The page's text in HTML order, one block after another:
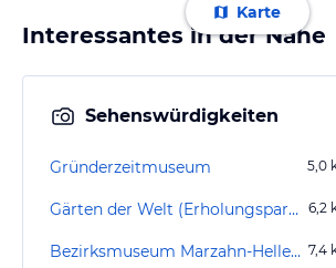
Karte
Interessantes in der Nähe
Sehenswürdigkeiten
Gründerzeitmuseum 5,0
Gärten der Welt (Erholungspark Marzahn) 6,2
Bezirksmuseum Marzahn-Hellersdorf 7,4